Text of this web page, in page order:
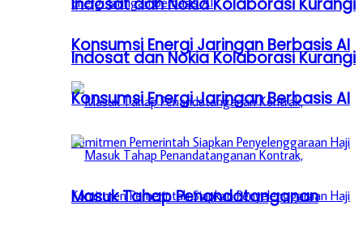
Konsumsi Energi Jaringan Berbasis AI
Masuk Tahap Penandatanganan
Indosat dan Nokia Kolaborasi Kurangi
Konsumsi Energi Jaringan Berbasis AI